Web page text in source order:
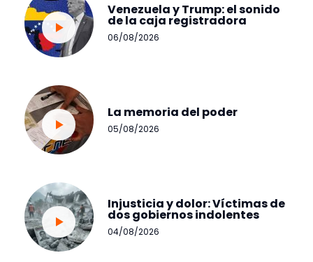
Venezuela y Trump: el sonido
de la caja registradora
06/08/2026
La memoria del poder
05/08/2026
Injusticia y dolor: Víctimas de
dos gobiernos indolentes
04/08/2026